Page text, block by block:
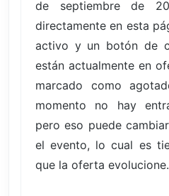
de septiembre de
directamente en esta
activo y un botón de
están actualmente en
marcado como
momento no hay
pero eso puede
el evento, lo cual es
que la oferta evolucione.